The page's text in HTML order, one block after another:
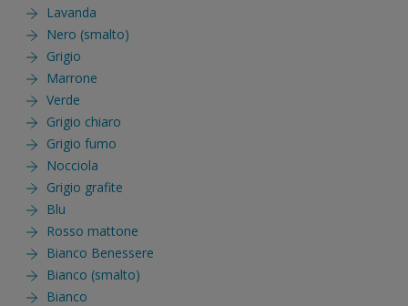
Lavanda
Nero (smalto)
Grigio
Marrone
Verde
Grigio chiaro
Grigio fumo
Nocciola
Grigio grafite
Blu
Rosso mattone
Bianco Benessere
Bianco (smalto)
Bianco